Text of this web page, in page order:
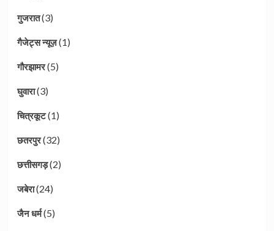
गुजरात(3)
गैजेट्स न्यूज़(1)
गौरझामर(5)
घुवारा(3)
चित्रकूट(1)
छतरपुर(32)
छत्तीसगड़(2)
जबेरा(24)
जैन धर्म(5)